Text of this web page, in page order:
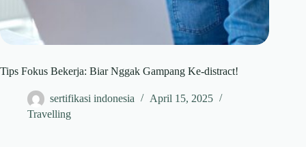
Tips Fokus Bekerja: Biar Nggak Gampang Ke-distract!
sertifikasi indonesia
April 15, 2025
Travelling